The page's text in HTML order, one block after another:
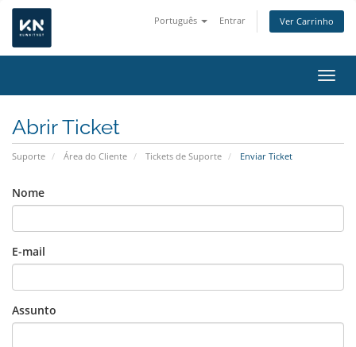
Português Entrar Ver Carrinho
Abrir Ticket
Suporte Área do Cliente Tickets de Suporte Enviar Ticket
Nome
E-mail
Assunto